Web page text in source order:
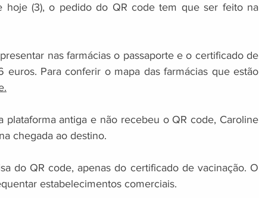
hoje (3), o pedido do QR code tem que ser feito na
nas farmácias o passaporte e o certificado de
euros. Para conferir o mapa das farmácias que estão
antiga e não recebeu o QR code, Caroline
chegada ao destino.
do QR code, apenas do certificado de vacinação. O
estabelecimentos comerciais.